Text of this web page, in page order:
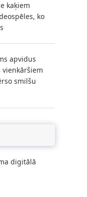
kaķiem
ko
apvidus
smilšu
digitālā